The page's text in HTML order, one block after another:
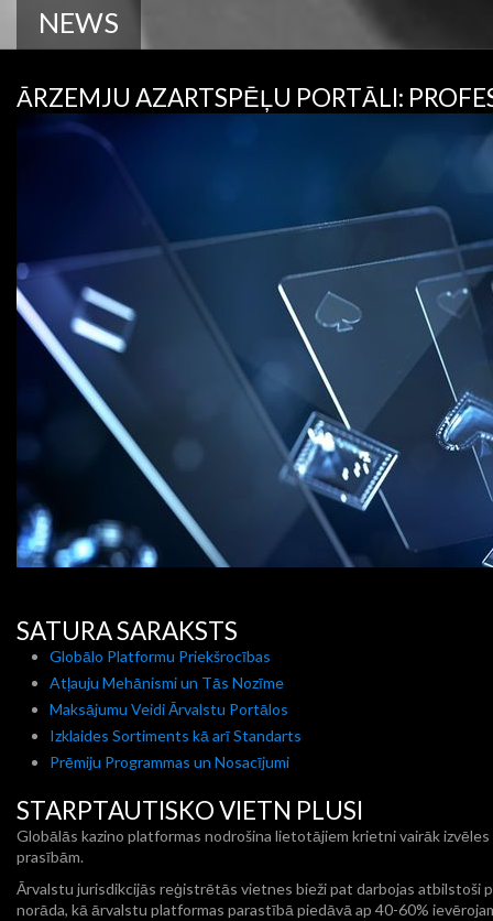
NEWS
ĀRZEMJU AZARTSPĒĻU PORTĀLI:
SATURA SARAKSTS
Globālo Platformu Priekšrocības
Atļauju Mehānismi un Tās Nozīme
Maksājumu Veidi Ārvalstu Portālos
Izklaides Sortiments kā arī Standarts
Prēmiju Programmas un Nosacījumi
STARPTAUTISKO VIETN PLUSI
Globālās kazino platformas nodrošina lietotājiem krietni vairāk
prasībām.
Ārvalstu jurisdikcijās reģistrētās vietnes bieži pat darbojas atbilstoši
norāda, kā ārvalstu platformas parastībā piedāvā ap 40-60%